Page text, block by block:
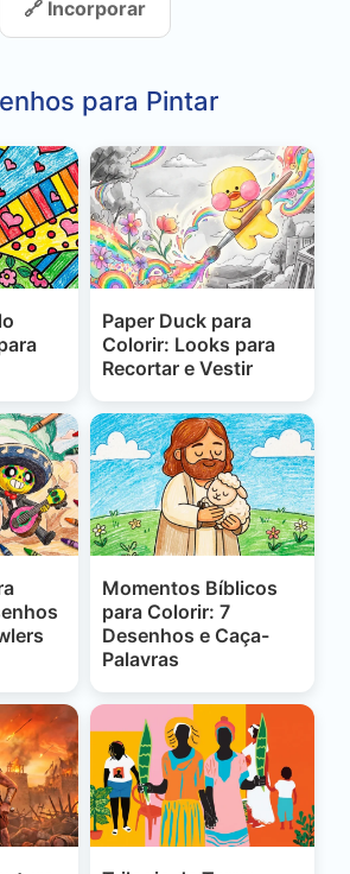
🔗 Incorporar
para Pintar
Paper Duck para
Colorir: Looks para
Recortar e Vestir
Momentos Bíblicos
para Colorir: 7
Desenhos e Caça-
Palavras